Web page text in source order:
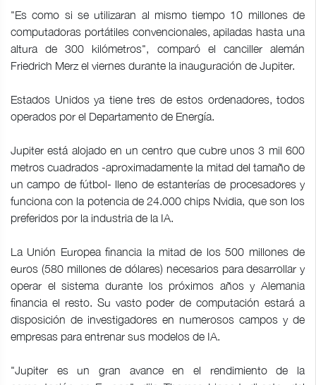
"Es como si se utilizaran al mismo tiempo 10 millones de
computadoras portátiles convencionales, apiladas hasta una
altura de 300 kilómetros", comparó el canciller alemán
Friedrich Merz el viernes durante la inauguración de Jupiter.
Estados Unidos ya tiene tres de estos ordenadores, todos
operados por el Departamento de Energía.
Jupiter está alojado en un centro que cubre unos 3 mil 600
metros cuadrados -aproximadamente la mitad del tamaño de
un campo de fútbol- lleno de estanterías de procesadores y
funciona con la potencia de 24.000 chips Nvidia, que son los
preferidos por la industria de la IA.
La Unión Europea financia la mitad de los 500 millones de
euros (580 millones de dólares) necesarios para desarrollar y
operar el sistema durante los próximos años y Alemania
financia el resto. Su vasto poder de computación estará a
disposición de investigadores en numerosos campos y de
empresas para entrenar sus modelos de IA.
"Jupiter es un gran avance en el rendimiento de la